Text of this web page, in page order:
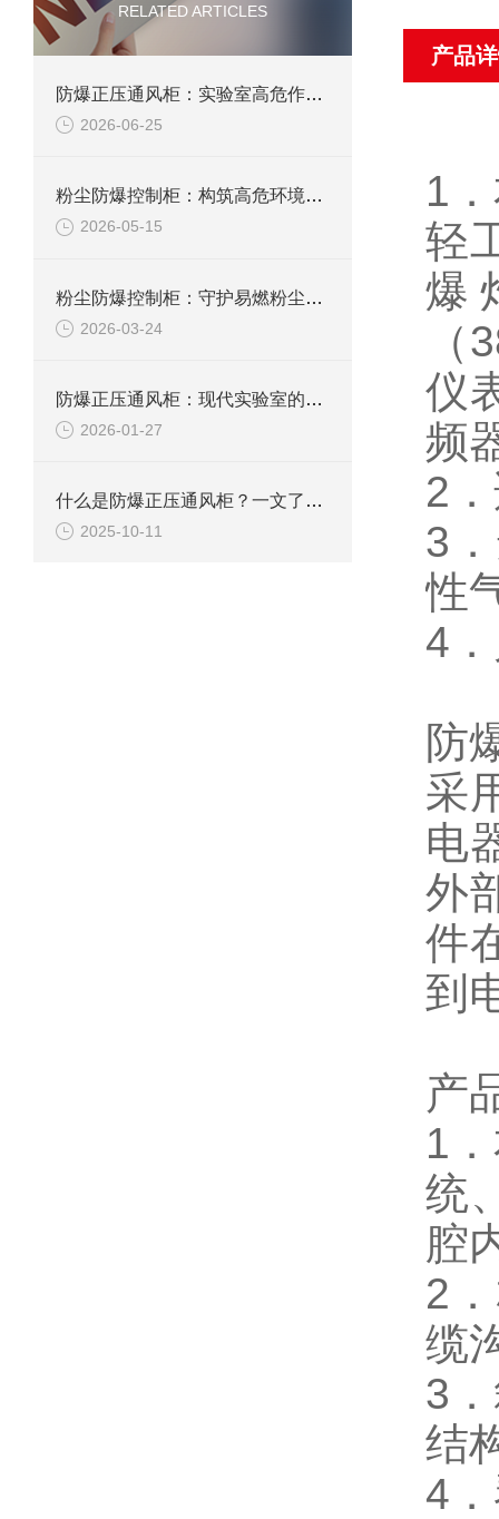
RELATED ARTICLES
防爆正压通风柜：实验室高危作业的安全防护载体
2026-06-25
粉尘防爆控制柜：构筑高危环境下的电气安全屏障
2026-05-15
粉尘防爆控制柜：守护易燃粉尘环境下的电气安全
2026-03-24
防爆正压通风柜：现代实验室的安全屏障
2026-01-27
什么是防爆正压通风柜？一文了解其定义、原理及应用
2025-10-11
产品
1
轻
爆
仪
频
2
3
性
4
防
采
电
外
件
到
产
1
统
腔
2
缆
3
结
4